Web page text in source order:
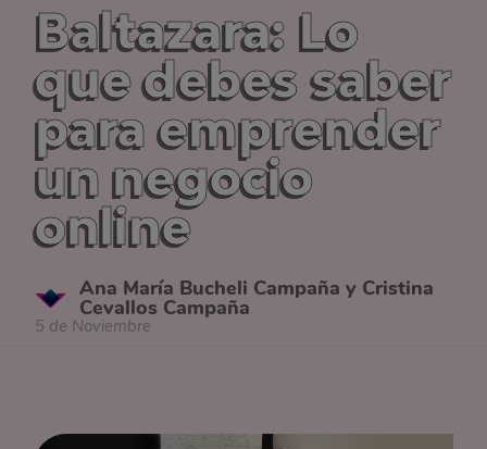
Baltazara: Lo
que debes saber
para emprender
un negocio
online
Ana María Bucheli Campaña y Cristina
Cevallos Campaña
5 de Noviembre